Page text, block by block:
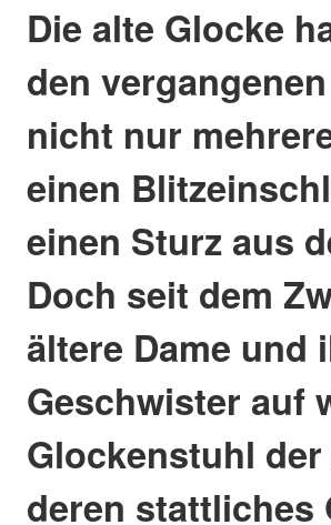
Die alte Glocke
den
nicht nur
einen
einen Sturz aus
Doch seit dem
ältere Dame und
Geschwister auf
Glockenstuhl
deren stattliches